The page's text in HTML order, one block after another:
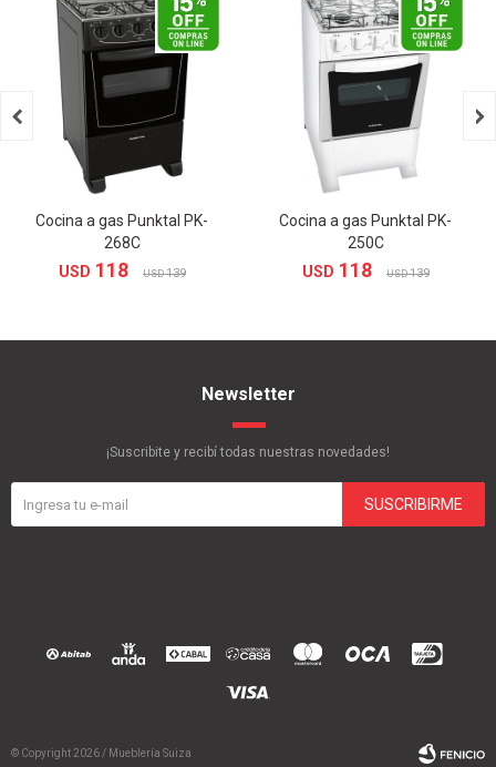
Cocina a gas Punktal PK-
268C
USD 118 USD 139
Cocina a gas Punktal PK-
250C
USD 118 USD 139
 
Newsletter
¡Suscribite y recibí todas nuestras novedades!
SUSCRIBIRME
© Copyright 2026 / Mueblería Suiza